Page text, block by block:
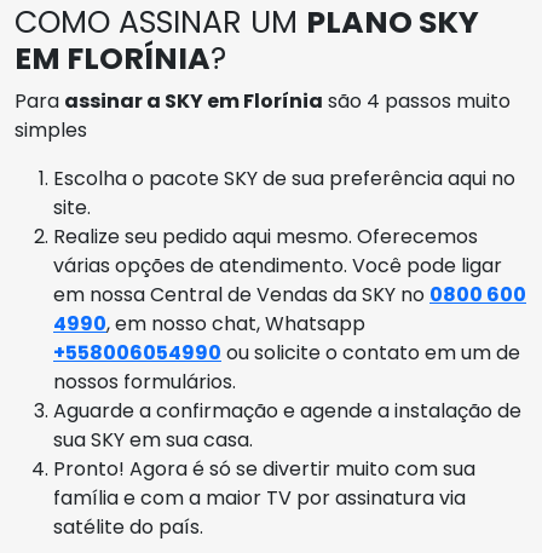
COMO ASSINAR UM PLANO SKY
EM FLORÍNIA?
Para assinar a SKY em Florínia são 4 passos muito
simples
Escolha o pacote SKY de sua preferência aqui no
site.
Realize seu pedido aqui mesmo. Oferecemos
várias opções de atendimento. Você pode ligar
em nossa Central de Vendas da SKY no 0800 600
4990, em nosso chat, Whatsapp
+558006054990 ou solicite o contato em um de
nossos formulários.
Aguarde a confirmação e agende a instalação de
sua SKY em sua casa.
Pronto! Agora é só se divertir muito com sua
família e com a maior TV por assinatura via
satélite do país.